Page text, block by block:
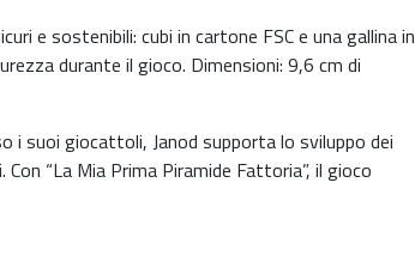
e sostenibili: cubi in cartone FSC e una gallina in
durante il gioco. Dimensioni: 9,6 cm di
i suoi giocattoli, Janod supporta lo sviluppo dei
“La Mia Prima Piramide Fattoria”, il gioco